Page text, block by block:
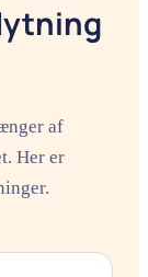
af
Her er